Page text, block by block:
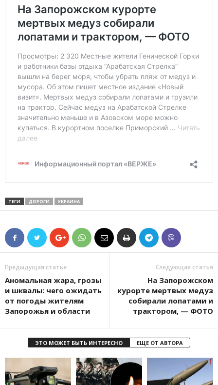
ТЕГИ ДОРОГИ УКРАИНА
Предыдущая статья
Аномальная жара, грозы
и шквалы: чего ожидать
от погоды жителям
Запорожья и области
Следующая статья
На Запорожском
курорте мертвых медуз
собирали лопатами и
трактором, — ФОТО
ЭТО МОЖЕТ БЫТЬ ИНТЕРЕСНО ЕЩЕ ОТ АВТОРА